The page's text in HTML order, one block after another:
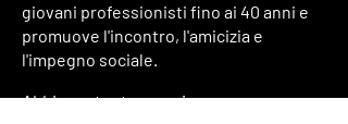
giovani professionisti fino ai 40 anni e
promuove l'incontro, l'amicizia e
l'impegno sociale.
Abbiamo tante cose in programma.